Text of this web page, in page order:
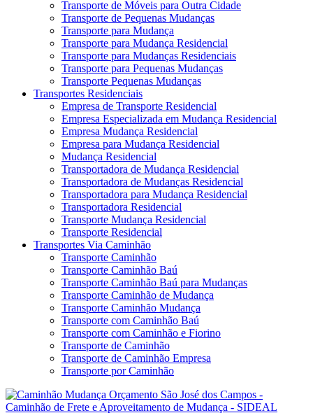
Transporte de Móveis para Outra Cidade
Transporte de Pequenas Mudanças
Transporte para Mudança
Transporte para Mudança Residencial
Transporte para Mudanças Residenciais
Transporte para Pequenas Mudanças
Transporte Pequenas Mudanças
Transportes Residenciais
Empresa de Transporte Residencial
Empresa Especializada em Mudança Residencial
Empresa Mudança Residencial
Empresa para Mudança Residencial
Mudança Residencial
Transportadora de Mudança Residencial
Transportadora de Mudanças Residencial
Transportadora para Mudança Residencial
Transportadora Residencial
Transporte Mudança Residencial
Transporte Residencial
Transportes Via Caminhão
Transporte Caminhão
Transporte Caminhão Baú
Transporte Caminhão Baú para Mudanças
Transporte Caminhão de Mudança
Transporte Caminhão Mudança
Transporte com Caminhão Baú
Transporte com Caminhão e Fiorino
Transporte de Caminhão
Transporte de Caminhão Empresa
Transporte por Caminhão